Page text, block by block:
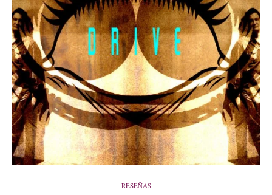
RESEÑAS